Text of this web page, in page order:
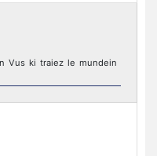
Vus ki traiez le mundein